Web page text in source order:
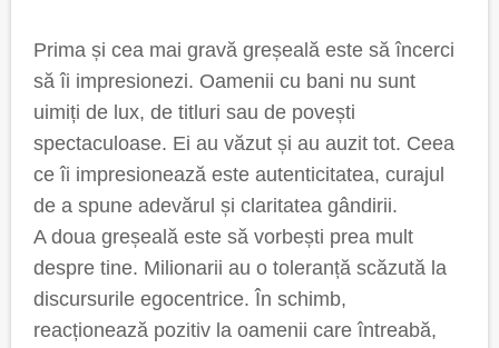
Prima și cea mai gravă greșeală este să încerci
să îi impresionezi. Oamenii cu bani nu sunt
uimiți de lux, de titluri sau de povești
spectaculoase. Ei au văzut și au auzit tot. Ceea
ce îi impresionează este autenticitatea, curajul
de a spune adevărul și claritatea gândirii.
A doua greșeală este să vorbești prea mult
despre tine. Milionarii au o toleranță scăzută la
discursurile egocentrice. În schimb,
reacționează pozitiv la oamenii care întreabă,